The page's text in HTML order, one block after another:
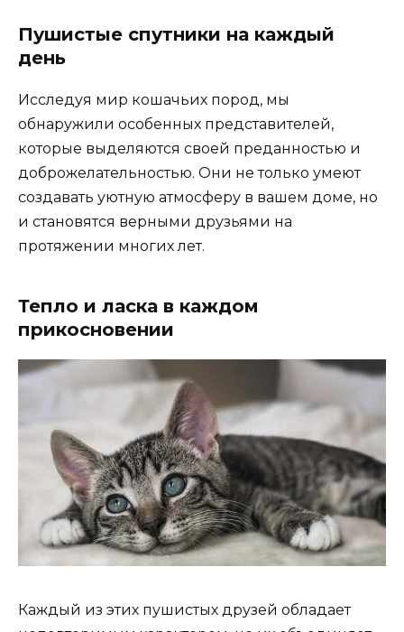
Пушистые спутники на каждый
день
Исследуя мир кошачьих пород, мы
обнаружили особенных представителей,
которые выделяются своей преданностью и
доброжелательностью. Они не только умеют
создавать уютную атмосферу в вашем доме, но
и становятся верными друзьями на
протяжении многих лет.
Тепло и ласка в каждом
прикосновении
Каждый из этих пушистых друзей обладает